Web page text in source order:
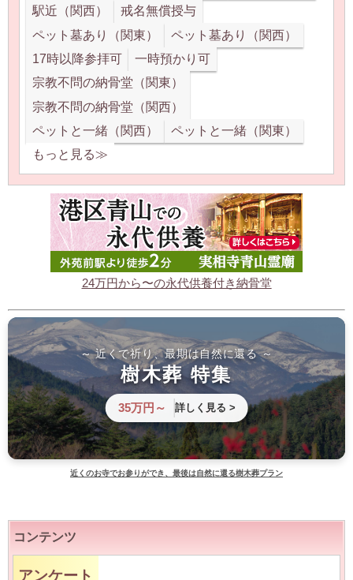
駅近（関西）
戒名無償授与
ペット墓あり（関東）
ペット墓あり（関西）
17時以降参拝可
一時預かり可
宗教不問の納骨堂（関東）
宗教不問の納骨堂（関西）
ペットと一緒（関西）
ペットと一緒（関東）
もっと見る≫
24万円から〜の永代供養付き納骨堂
～ 近くで祈り、最期は自然に還る ～
樹木葬 特集
35万円～ 詳しく見る >
近くのお寺でお参りができ、最後は自然に還る樹木葬プラン
コンテンツ
アンケート